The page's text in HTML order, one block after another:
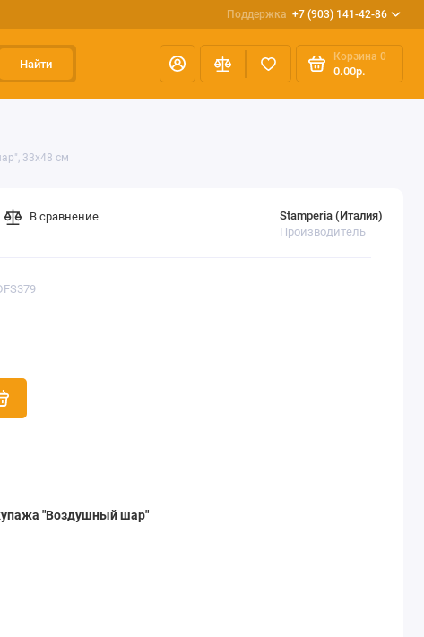
Поддержка +7 (903) 141-42-86
Найти
Корзина 0
0.00р.
33х48 см
Stamperia (Италия)
Производитель
В сравнение
"Воздушный шар"